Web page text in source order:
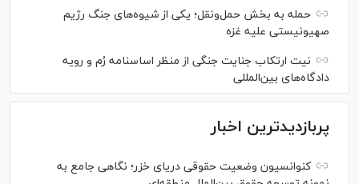
حمله به بخش حمل‌ونقل؛ یکی از شیوه‌های جنگ رژیم
صهیونیستی علیه غزه
نیت ارتکاب جنایت جنگی از منظر اساسنامه رُم و رویه
دادگاه‌های بین‌المللی
پربازدیدترین اخبار
کنوانسیون وضعیت حقوقی دریای خزر؛ نگاهی جامع به